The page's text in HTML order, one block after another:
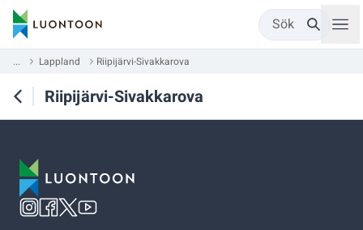
Sök
... Lappland Riipijärvi-Sivakkarova
Riipijärvi-Sivakkarova